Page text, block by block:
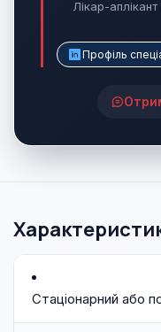
Лікар-
Профіль
Стаціонарний або